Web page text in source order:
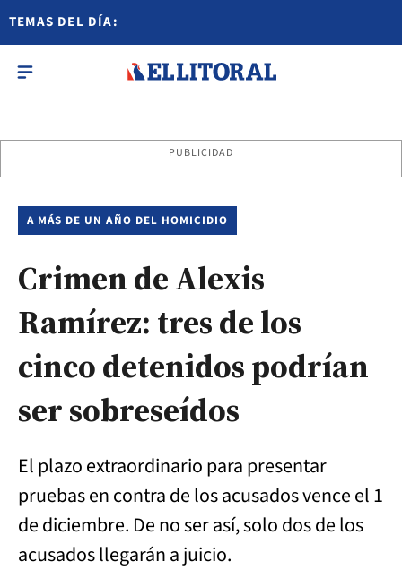
TEMAS DEL DÍA:
PUBLICIDAD
A MÁS DE UN AÑO DEL HOMICIDIO
Crimen de Alexis
Ramírez: tres de los
cinco detenidos podrían
ser sobreseídos
El plazo extraordinario para presentar
pruebas en contra de los acusados vence el 1
de diciembre. De no ser así, solo dos de los
acusados llegarán a juicio.